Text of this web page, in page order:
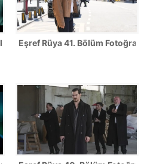
Eşref Rüya 41. Bölüm